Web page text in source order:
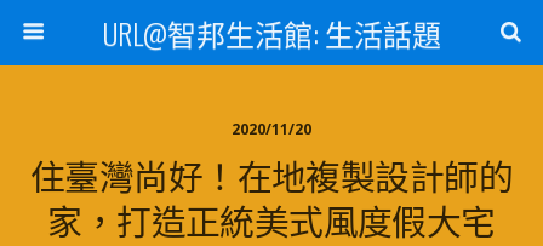
URL@智邦生活館: 生活話題
2020/11/20
住臺灣尚好！在地複製設計師的
家，打造正統美式風度假大宅